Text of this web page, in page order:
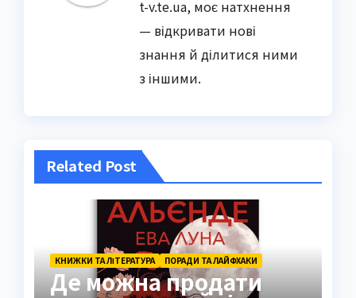
t-v.te.ua, моє натхнення
— відкривати нові
знання й ділитися ними
з іншими.
Related Post
КНИЖКИ ТА ЛІТЕРАТУРА ПОРАДИ ТА ЛАЙФХАКИ
Де можна продати